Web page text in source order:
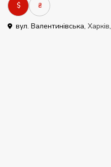
$ ₴
вул. Валентинівська, Харків,